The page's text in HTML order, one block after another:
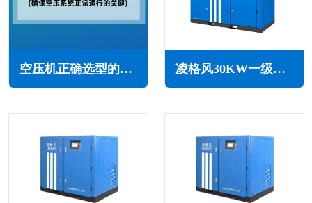
空压机正确选型的十大要素(确保空压系统正常运行的关键) 凌格风30KW一级能效永磁变频空压机LCH系列